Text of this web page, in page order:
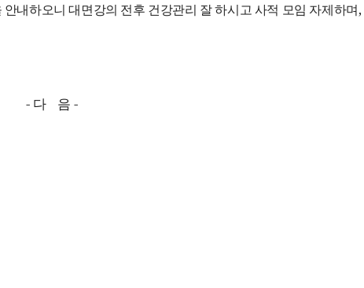
내하오니 대면강의 전후 건강관리 잘 하시고 사적 모임 자제하며,
- 다 음 -